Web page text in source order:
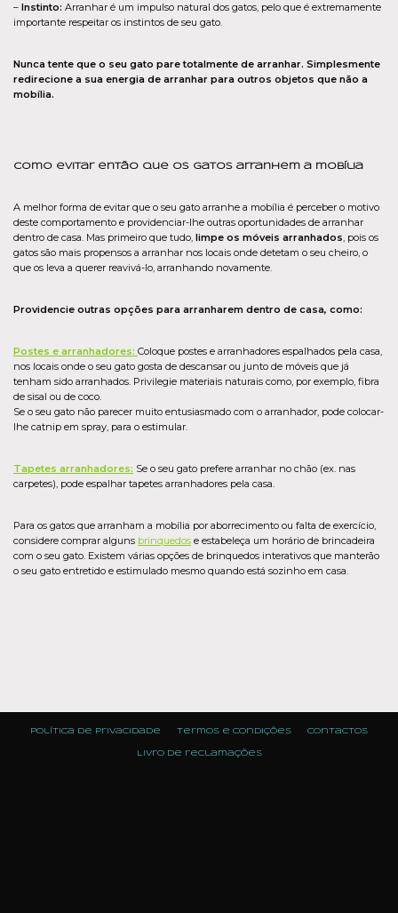
– Instinto: Arranhar é um impulso natural dos gatos, pelo que é extremamente
importante respeitar os instintos de seu gato.
Nunca tente que o seu gato pare totalmente de arranhar. Simplesmente
redirecione a sua energia de arranhar para outros objetos que não a
mobília.
Como evitar então que os gatos arranhem a mobília
A melhor forma de evitar que o seu gato arranhe a mobília é perceber o motivo
deste comportamento e providenciar-lhe outras oportunidades de arranhar
dentro de casa. Mas primeiro que tudo, limpe os móveis arranhados, pois os
gatos são mais propensos a arranhar nos locais onde detetam o seu cheiro, o
que os leva a querer reavivá-lo, arranhando novamente.
Providencie outras opções para arranharem dentro de casa, como:
Postes e arranhadores: Coloque postes e arranhadores espalhados pela casa,
nos locais onde o seu gato gosta de descansar ou junto de móveis que já
tenham sido arranhados. Privilegie materiais naturais como, por exemplo, fibra
de sisal ou de coco.
Se o seu gato não parecer muito entusiasmado com o arranhador, pode colocar-
lhe catnip em spray, para o estimular.
Tapetes arranhadores: Se o seu gato prefere arranhar no chão (ex. nas
carpetes), pode espalhar tapetes arranhadores pela casa.
Para os gatos que arranham a mobília por aborrecimento ou falta de exercício,
considere comprar alguns brinquedos e estabeleça um horário de brincadeira
com o seu gato. Existem várias opções de brinquedos interativos que manterão
o seu gato entretido e estimulado mesmo quando está sozinho em casa.
Política de Privacidade Termos e condições Contactos
Livro de reclamações